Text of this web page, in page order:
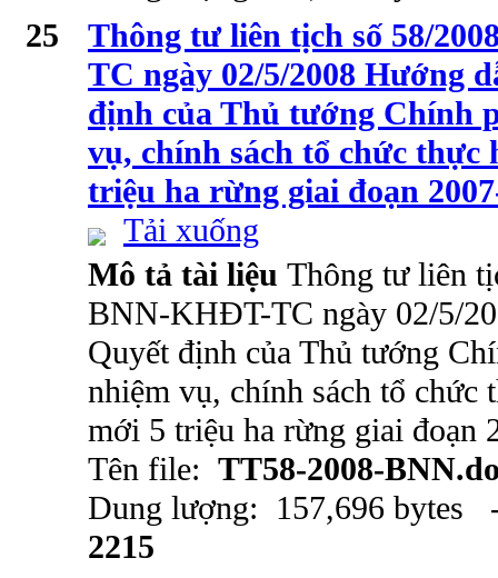
25
Thông tư liên tịch số 58/
TC ngày 02/5/2008 Hướng
định của Thủ tướng Chính
vụ, chính sách tổ chức
triệu ha rừng giai đoạn
Tải xuống
Mô tả tài liệu Thông tư liên
BNN-KHĐT-TC ngày 02/5/
Quyết định của Thủ tướng
nhiệm vụ, chính sách tổ chức
mới 5 triệu ha rừng giai đoạn
Tên file: TT58-2008-
Dung lượng: 157,696
2215